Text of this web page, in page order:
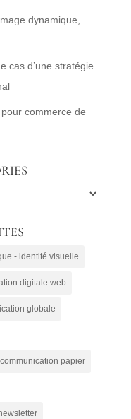
dynamique,
cas d’une stratégie
commerce de
- identité visuelle
digitale web
globale
communication papier